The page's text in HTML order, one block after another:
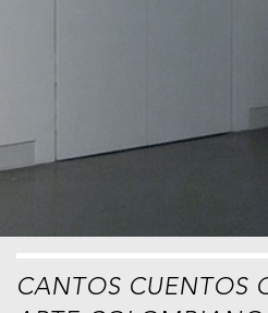
CANTOS CUENTOS